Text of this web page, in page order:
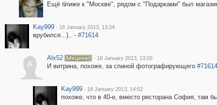
Ещё ближе к "Москве", рядом с "Подарками" был
Kay999 · 18 January 2013, 13:24
врубился...).. - #71614
A
Alx52 · 18 January 2013, 13:55
И витрина, похоже, за спиной фотографирующего #71614
Kay999 · 18 January 2013, 14:02
похоже, что в 40-е, вместо ресторана София, там